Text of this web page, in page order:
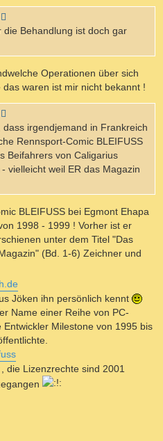
Behandlung ist doch gar
Operationen über sich
waren ist mir nicht bekannt !
irgendjemand in Frankreich
Rennsport-Comic BLEIFUSS
Beifahrers von Caligarius
vielleicht weil ER das Magazin
BLEIFUSS bei Egmont Ehapa
1998 - 1999 ! Vorher ist er
unter dem Titel "Das
(Bd. 1-6) Zeichner und
Jöken ihn persönlich kennt
Name einer Reihe von PC-
Milestone von 1995 bis
die Lizenzrechte sind 2001